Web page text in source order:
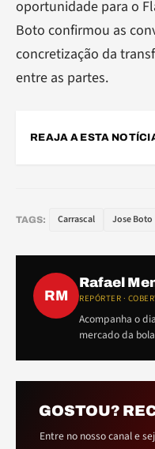
oportunidade para o
Boto confirmou as
concretização da
entre as partes.
REAJA A ESTA
TAGS: Carrascal Jose Boto
RM
Rafael
REPÓRTER ·
Acompanha o
mercado da
GOSTOU?
Entre no nosso canal e